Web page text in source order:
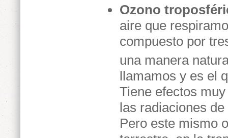
Ozono
aire que
compuesto por
una manera
llamamos y es el
Tiene efectos
las radiaciones
Pero este mismo